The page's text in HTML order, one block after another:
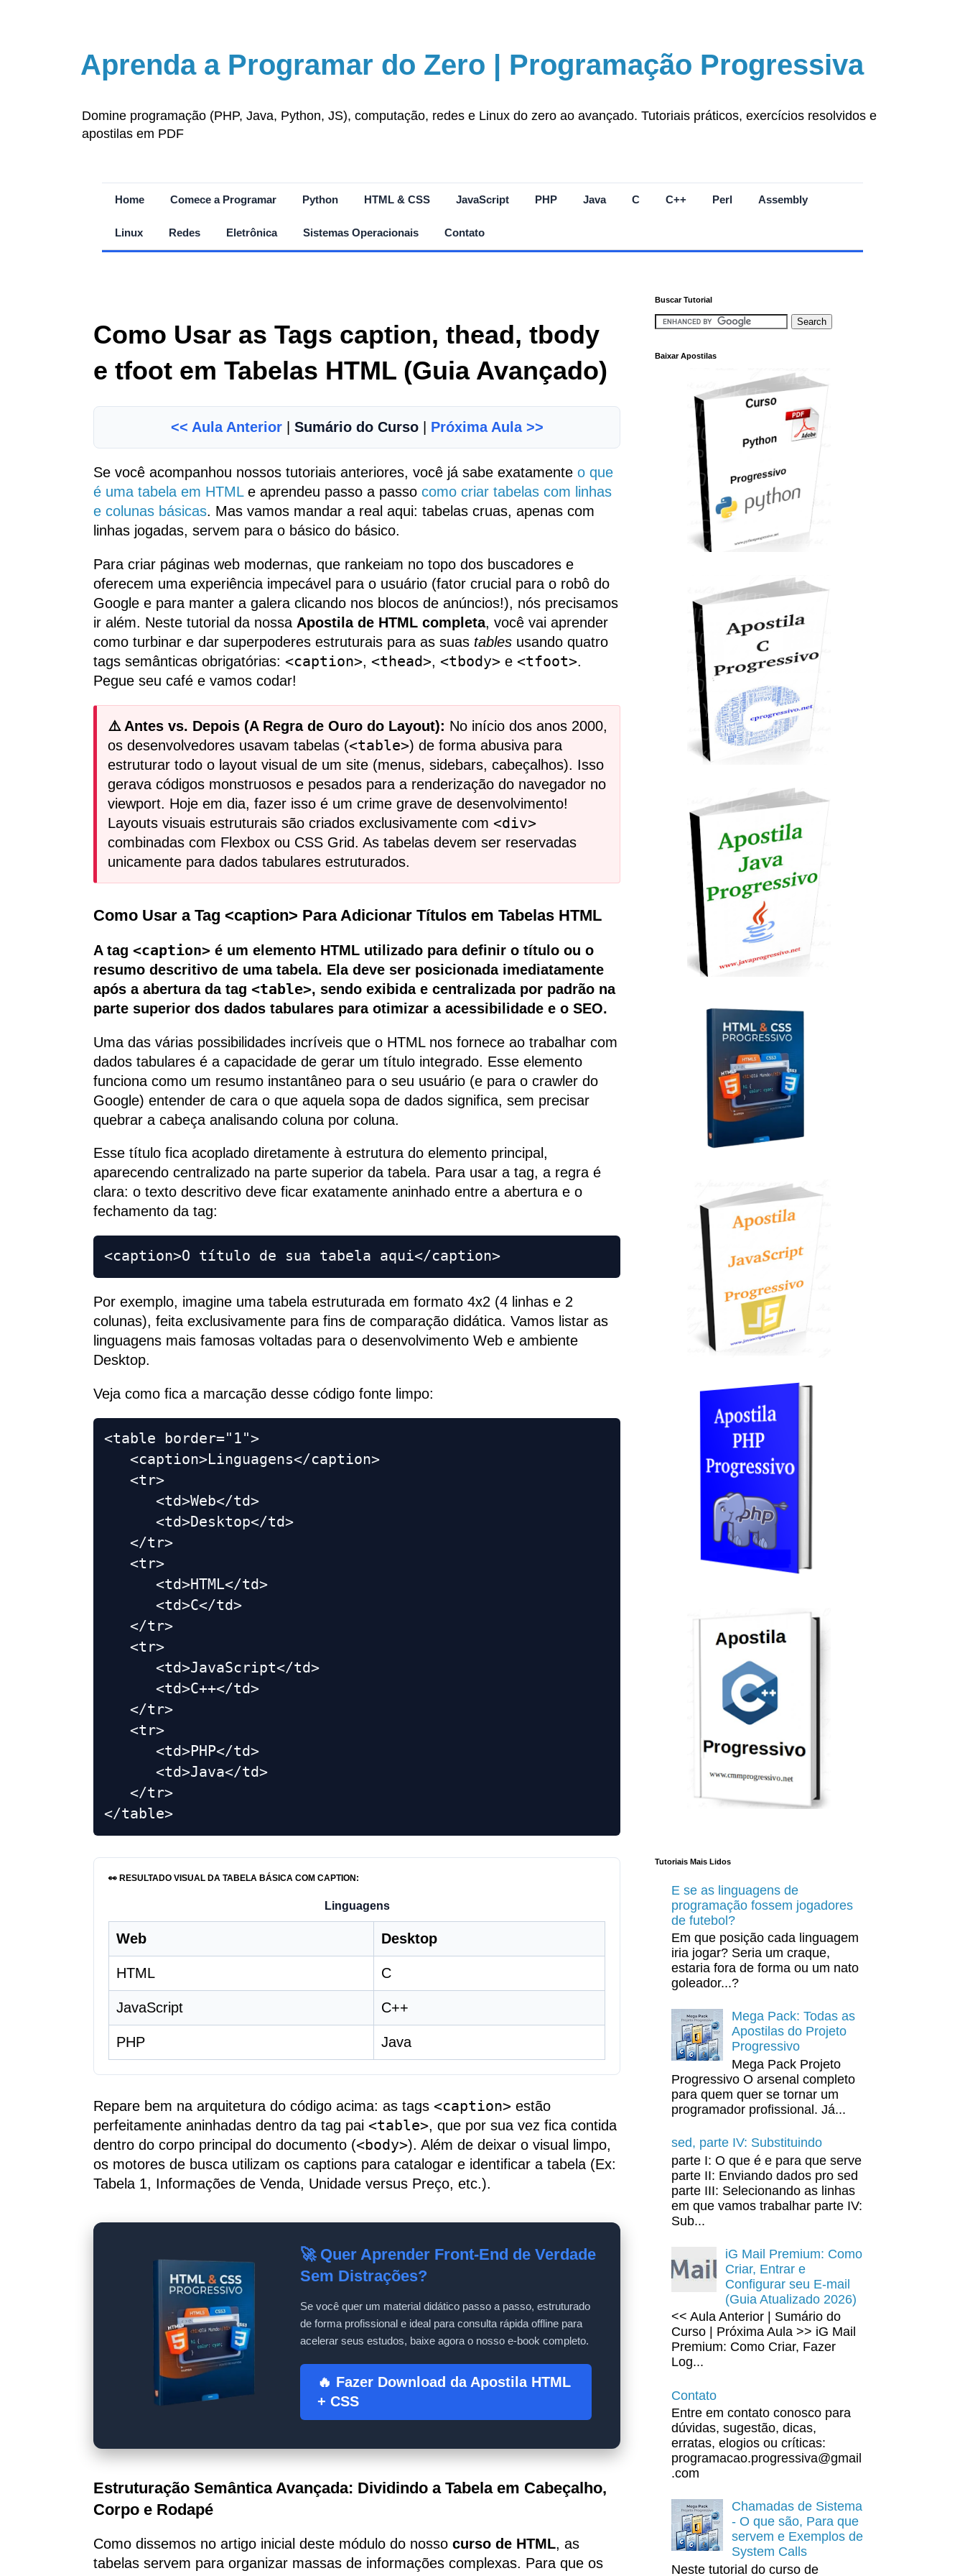
Aprenda a Programar do Zero | Programação Progressiva
Domine programação (PHP, Java, Python, JS), computação, redes e Linux do zero ao avançado. Tutoriais práticos, exercícios resolvidos e
apostilas em PDF
Home Comece a Programar Python HTML & CSS JavaScript PHP Java C C++ Perl Assembly
Linux Redes Eletrônica Sistemas Operacionais Contato
Como Usar as Tags caption, thead, tbody
e tfoot em Tabelas HTML (Guia Avançado)
<< Aula Anterior| Sumário do Curso| Próxima Aula >>
Se você acompanhou nossos tutoriais anteriores, você já sabe exatamente o que
é uma tabela em HTMLe aprendeu passo a passo como criar tabelas com linhas
e colunas básicas. Mas vamos mandar a real aqui: tabelas cruas, apenas com
linhas jogadas, servem para o básico do básico.
Para criar páginas web modernas, que rankeiam no topo dos buscadores e
oferecem uma experiência impecável para o usuário (fator crucial para o robô do
Google e para manter a galera clicando nos blocos de anúncios!), nós precisamos
ir além. Neste tutorial da nossa Apostila de HTML completa, você vai aprender
como turbinar e dar superpoderes estruturais para as suas tables usando quatro
tags semânticas obrigatórias: <caption>, <thead>, <tbody> e <tfoot>.
Pegue seu café e vamos codar!
⚠️ Antes vs. Depois (A Regra de Ouro do Layout): No início dos anos 2000,
os desenvolvedores usavam tabelas (<table>) de forma abusiva para
estruturar todo o layout visual de um site (menus, sidebars, cabeçalhos). Isso
gerava códigos monstruosos e pesados para a renderização do navegador no
viewport. Hoje em dia, fazer isso é um crime grave de desenvolvimento!
Layouts visuais estruturais são criados exclusivamente com <div>
combinadas com Flexbox ou CSS Grid. As tabelas devem ser reservadas
unicamente para dados tabulares estruturados.
Como Usar a Tag <caption> Para Adicionar Títulos em Tabelas HTML
A tag <caption> é um elemento HTML utilizado para definir o título ou o
resumo descritivo de uma tabela. Ela deve ser posicionada imediatamente
após a abertura da tag <table>, sendo exibida e centralizada por padrão na
parte superior dos dados tabulares para otimizar a acessibilidade e o SEO.
Uma das várias possibilidades incríveis que o HTML nos fornece ao trabalhar com
dados tabulares é a capacidade de gerar um título integrado. Esse elemento
funciona como um resumo instantâneo para o seu usuário (e para o crawler do
Google) entender de cara o que aquela sopa de dados significa, sem precisar
quebrar a cabeça analisando coluna por coluna.
Esse título fica acoplado diretamente à estrutura do elemento principal,
aparecendo centralizado na parte superior da tabela. Para usar a tag, a regra é
clara: o texto descritivo deve ficar exatamente aninhado entre a abertura e o
fechamento da tag:
<caption>O título de sua tabela aqui</caption>
Por exemplo, imagine uma tabela estruturada em formato 4x2 (4 linhas e 2
colunas), feita exclusivamente para fins de comparação didática. Vamos listar as
linguagens mais famosas voltadas para o desenvolvimento Web e ambiente
Desktop.
Veja como fica a marcação desse código fonte limpo:
<table border="1">
   <caption>Linguagens</caption>
   <tr>
      <td>Web</td>
      <td>Desktop</td>
   </tr>
   <tr>
      <td>HTML</td>
      <td>C</td>
   </tr>
   <tr>
      <td>JavaScript</td>
      <td>C++</td>
   </tr>
   <tr>
      <td>PHP</td>
      <td>Java</td>
   </tr>
</table>
👀 RESULTADO VISUAL DA TABELA BÁSICA COM CAPTION:
Linguagens
Web Desktop
HTML C
JavaScript C++
PHP Java
Repare bem na arquitetura do código acima: as tags <caption> estão
perfeitamente aninhadas dentro da tag pai <table>, que por sua vez fica contida
dentro do corpo principal do documento (<body>). Além de deixar o visual limpo,
os motores de busca utilizam os captions para catalogar e identificar a tabela (Ex:
Tabela 1, Informações de Venda, Unidade versus Preço, etc.).
🚀 Quer Aprender Front-End de Verdade
Sem Distrações?
Se você quer um material didático passo a passo, estruturado
de forma profissional e ideal para consulta rápida offline para
acelerar seus estudos, baixe agora o nosso e-book completo.
🔥 Fazer Download da Apostila HTML
+ CSS
Estruturação Semântica Avançada: Dividindo a Tabela em Cabeçalho,
Corpo e Rodapé
Como dissemos no artigo inicial deste módulo do nosso curso de HTML, as
tabelas servem para organizar massas de informações complexas. Para que os
Buscar Tutorial
Baixar Apostilas
Tutoriais Mais Lidos
E se as linguagens de
programação fossem jogadores
de futebol?
Em que posição cada linguagem
iria jogar? Seria um craque,
estaria fora de forma ou um nato
goleador...?
Mega Pack: Todas as
Apostilas do Projeto
Progressivo
Mega Pack Projeto
Progressivo O arsenal completo
para quem quer se tornar um
programador profissional. Já...
sed, parte IV: Substituindo
parte I: O que é e para que serve
parte II: Enviando dados pro sed
parte III: Selecionando as linhas
em que vamos trabalhar parte IV:
Sub...
iG Mail Premium: Como
Criar, Entrar e
Configurar seu E-mail
(Guia Atualizado 2026)
<< Aula Anterior | Sumário do
Curso | Próxima Aula >> iG Mail
Premium: Como Criar, Fazer
Log...
Contato
Entre em contato conosco para
dúvidas, sugestão, dicas,
erratas, elogios ou críticas:
programacao.progressiva@gmail
.com
Chamadas de Sistema
- O que são, Para que
servem e Exemplos de
System Calls
Neste tutorial do curso de